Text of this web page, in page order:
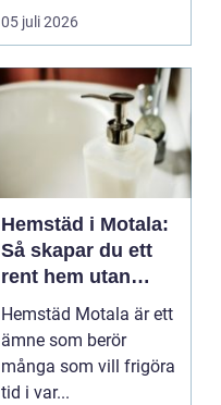
05 juli 2026
Hemstäd i Motala:
Så skapar du ett
rent hem utan
stress
Hemstäd Motala är ett
ämne som berör
många som vill frigöra
tid i var...